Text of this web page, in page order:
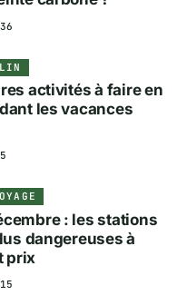
activités à faire en
les vacances
: les stations
dangereuses à
prix